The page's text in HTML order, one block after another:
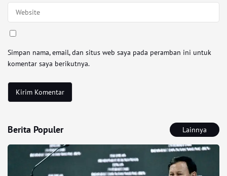
Simpan nama, email, dan situs web saya pada peramban ini untuk
komentar saya berikutnya.
Berita Populer Lainnya